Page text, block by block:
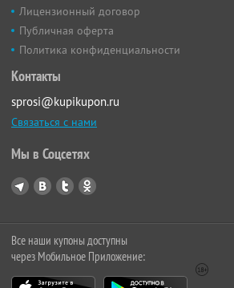
Лицензионный договор
Публичная оферта
Политика конфиденциальности
Контакты
sprosi@kupikupon.ru
Связаться с нами
Мы в Соцсетях
Все наши купоны доступны
через Мобильное Приложение: